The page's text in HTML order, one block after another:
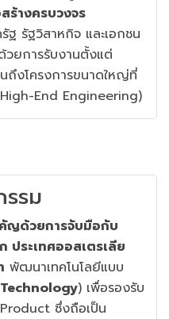
ร้างครบวงจร
ฐ รัฐวิสาหกิจ และเอกชน
วยการรับงานตั้งแต่
ถึงโครงการขนาดใหญ่ที่
End Engineering)
รม
ญด้วยการจับมือกับ
ประเทศออสเตรเลีย
พัฒนาเทคโนโลยีแบบ
) เพื่อรองรับ
ซึ่งถือเป็น